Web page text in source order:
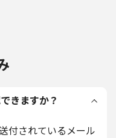
きますか？
付されているメール